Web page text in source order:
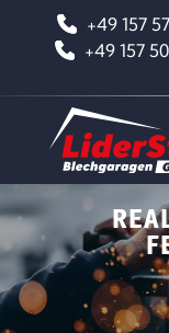
+49 157
+49 157